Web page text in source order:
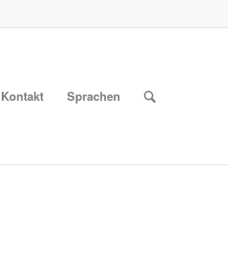
Kontakt Sprachen